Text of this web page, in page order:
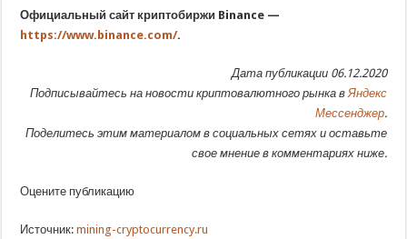
Официальный сайт криптобиржи Binance —
https://www.binance.com/.
Дата публикации 06.12.2020
Подписывайтесь на новости криптовалютного рынка вЯндекс
Мессенджер.
Поделитесь этим материалом в социальных сетях и оставьте
свое мнение в комментариях ниже.
Оцените публикацию
Источник: mining-cryptocurrency.ru